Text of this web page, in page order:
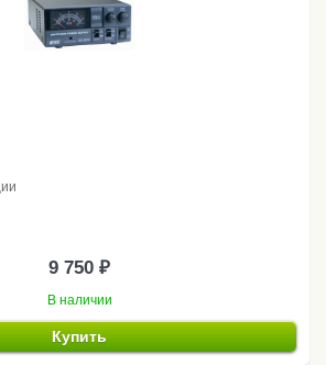
9 750 ₽
В наличии
Купить